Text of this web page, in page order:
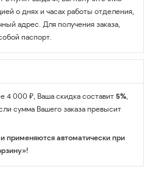
о днях и часах работы отделения,
адрес. Для получения заказа,
паспорт.
4 000 ₽, Ваша скидка составит 5%,
сумма Вашего заказа превысит
применяются автоматически при